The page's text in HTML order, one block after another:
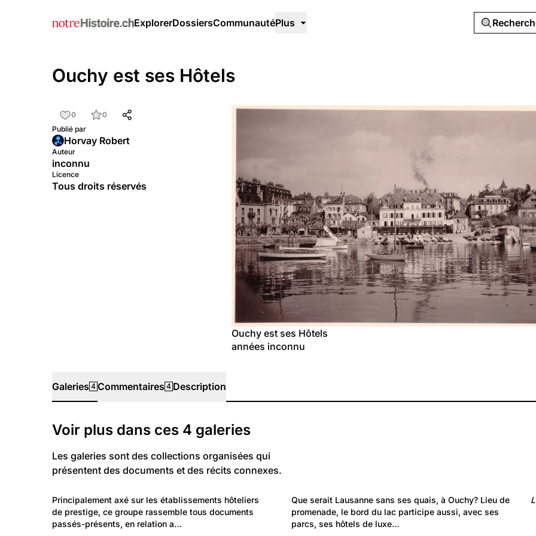
ExplorerDossiersCommunautéPlus
Ouchy est ses Hôtels
Ouchy est ses Hôtels
années inconnu
0
0
Publié par
Horvay Robert
Auteur
inconnu
Licence
Tous droits réservés
Galeries 4 Commentaires 4 Description
Galeries
Voir plus dans ces 4 galeries
Les galeries sont des collections organisées qui
présentent des documents et des récits connexes.
Environnement: Architecture
Palaces et Grands Hôtels de Suisse
Principalement axé sur les établissements hôteliers
de prestige, ce groupe rassemble tous documents
passés-présents, en relation a…
Lieux: Vaud
Sur les quais d'Ouchy
Que serait Lausanne sans ses quais, à Ouchy? Lieu de
promenade, le bord du lac participe aussi, avec ses
parcs, ses hôtels de luxe…